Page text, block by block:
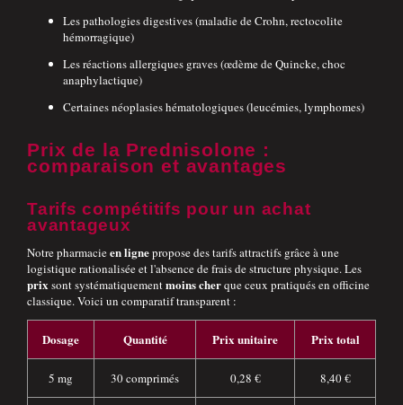
Les pathologies digestives (maladie de Crohn, rectocolite
hémorragique)
Les réactions allergiques graves (œdème de Quincke, choc
anaphylactique)
Certaines néoplasies hématologiques (leucémies, lymphomes)
Prix de la Prednisolone :
comparaison et avantages
Tarifs compétitifs pour un achat
avantageux
Notre pharmacieen lignepropose des tarifs attractifs grâce à une
logistique rationalisée et l'absence de frais de structure physique. Les
prixsont systématiquementmoins cherque ceux pratiqués en officine
classique. Voici un comparatif transparent :
Dosage Quantité Prix unitaire Prix total
5 mg 30 comprimés 0,28 € 8,40 €